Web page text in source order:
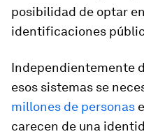
posibilidad de optar
identificaciones
Independientemente
esos sistemas se
millones de personas
carecen de una